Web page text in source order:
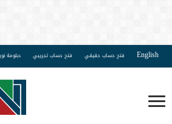
English فتح حساب حقيقي فتح حساب تجريبي دبلومة